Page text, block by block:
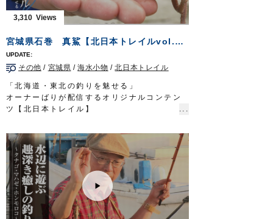
・ムラムラふぐ喰わせ胴突
■取材協力
ガッ釣り関西 テレビ大阪 毎週土曜日 6時
20分～6時50分放送
osaka.co.jp/ip4/gattsuri/
OWNERMOVIEhttp://ownertv.jp/
オーナーばりwebsite
http://www.owner.co.jp
3,310
宮城県石巻 真鯊【北日本トレイルvol.3】
その他 / 宮城県 /海水小物 /北日本トレイル
「北海道・東北の釣りを魅せる」
オーナーばりが配信するオリジナルコンテン
ツ【北日本トレイル】
り。
刺身サイズの特大マハゼが釣れることで知ら
れるこのエリアを、同所に精通されている上
州屋新仙台泉店スタッフ鈴木栄樹さんに解説
していただきました。
弊社東北地区担当の赤沼も和気あいあいの同
行釣行。
丁寧な解説をいただきながらの動画は、繊細